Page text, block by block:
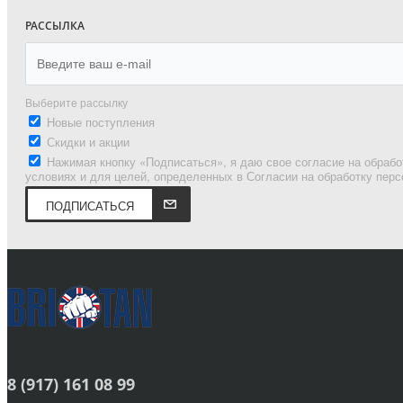
РАССЫЛКА
Выберите рассылку
Новые поступления
Скидки и акции
Нажимая кнопку «Подписаться», я даю свое согласие на
условиях и для целей, определенных в Согласии на обработку
ПОДПИСАТЬСЯ
8 (917) 161 08 99